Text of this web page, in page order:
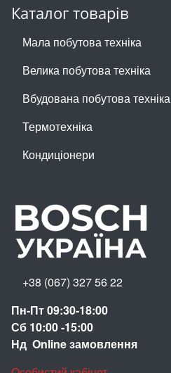
Каталог товарів
Мала побутова техніка
Велика побутова техніка
Вбудована побутова техніка
Термотехніка
Кондиціонери
+38 (067) 327 56 22
Пн-Пт 09:30-18:00
Сб 10:00 -15:00
Нд Online замовлення